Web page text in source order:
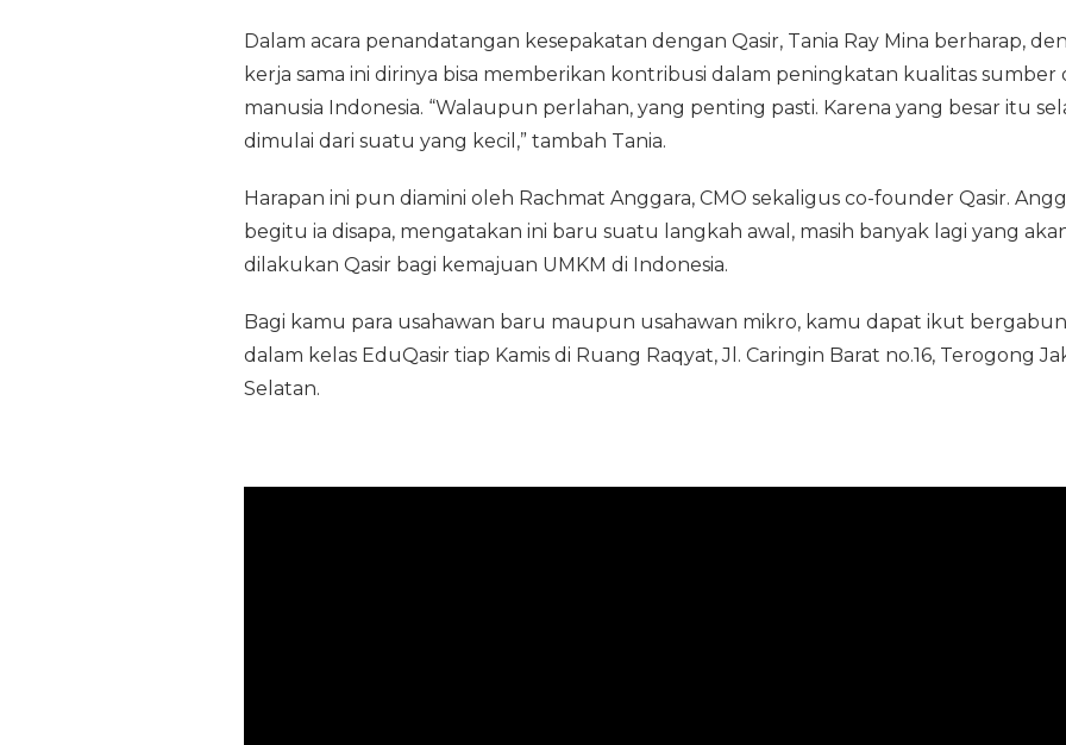
Dalam acara penandatangan kesepakatan dengan Qasir, Tania Ray Mina berharap,
kerja sama ini dirinya bisa memberikan kontribusi dalam peningkatan kualitas sumber
manusia Indonesia. “Walaupun perlahan, yang penting pasti. Karena yang besar itu
dimulai dari suatu yang kecil,” tambah Tania.
Harapan ini pun diamini oleh Rachmat Anggara, CMO sekaligus co-founder Qasir.
begitu ia disapa, mengatakan ini baru suatu langkah awal, masih banyak lagi yang
dilakukan Qasir bagi kemajuan UMKM di Indonesia.
Bagi kamu para usahawan baru maupun usahawan mikro, kamu dapat ikut
dalam kelas EduQasir tiap Kamis di Ruang Raqyat, Jl. Caringin Barat no.16, Terogong
Selatan.